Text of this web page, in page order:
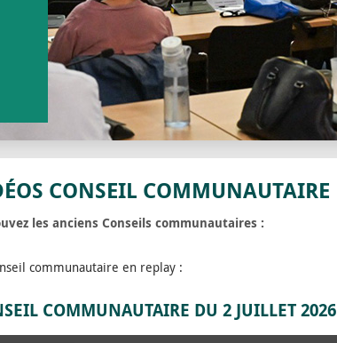
CONSEIL COMMUNAUTAIRE
les anciens Conseils communautaires :
communautaire en replay :
COMMUNAUTAIRE DU 2 JUILLET 2026